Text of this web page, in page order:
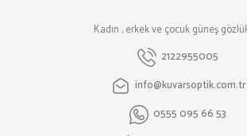
Kadın , erkek ve çocuk güneş
2122955005
info@kuvarsoptik.com.tr
0555 095 66 53